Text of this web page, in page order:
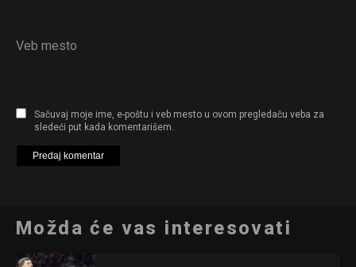
Veb mesto
Sačuvaj moje ime, e-poštu i veb mesto u ovom pregledaču veba za
sledeći put kada komentarišem.
Možda će vas interesovati